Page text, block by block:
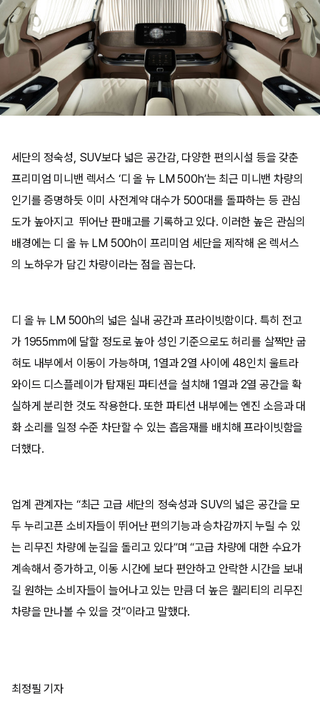
세단의 정숙성, SUV보다 넓은 공간감, 다양한 편의시설 등을 갖춘
프리미엄 미니밴 렉서스 ‘디 올 뉴 LM 500h’는 최근 미니밴 차량의
인기를 증명하듯 이미 사전계약 대수가 500대를 돌파하는 등 관심
도가 높아지고 뛰어난 판매고를 기록하고 있다. 이러한 높은 관심의
배경에는 디 올 뉴 LM 500h이 프리미엄 세단을 제작해 온 렉서스
의 노하우가 담긴 차량이라는 점을 꼽는다.
디 올 뉴 LM 500h의 넓은 실내 공간과 프라이빗함이다. 특히 전고
가 1955mm에 달할 정도로 높아 성인 기준으로도 허리를 살짝만 굽
혀도 내부에서 이동이 가능하며, 1열과 2열 사이에 48인치 울트라
와이드 디스플레이가 탑재된 파티션을 설치해 1열과 2열 공간을 확
실하게 분리한 것도 작용한다. 또한 파티션 내부에는 엔진 소음과 대
화 소리를 일정 수준 차단할 수 있는 흡음재를 배치해 프라이빗함을
더했다.
업계 관계자는 “최근 고급 세단의 정숙성과 SUV의 넓은 공간을 모
두 누리고픈 소비자들이 뛰어난 편의기능과 승차감까지 누릴 수 있
는 리무진 차량에 눈길을 돌리고 있다”며 “고급 차량에 대한 수요가
계속해서 증가하고, 이동 시간에 보다 편안하고 안락한 시간을 보내
길 원하는 소비자들이 늘어나고 있는 만큼 더 높은 퀄리티의 리무진
차량을 만나볼 수 있을 것”이라고 말했다.
최정필 기자